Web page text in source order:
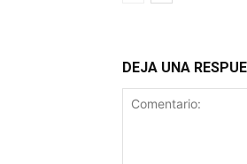
DEJA UNA